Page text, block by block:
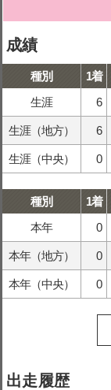
成績
種別 1着
生涯
6
生涯（地方） 6
生涯（中央） 0
種別 1着
本年
0
本年（地方） 0
本年（中央） 0
出走履歴